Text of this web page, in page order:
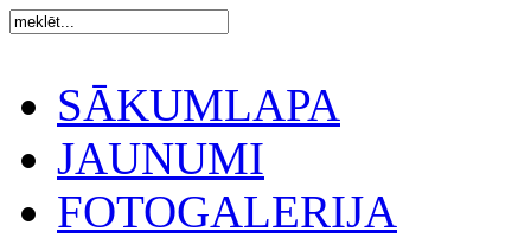
SĀKUMLAPA
JAUNUMI
FOTOGALERIJA